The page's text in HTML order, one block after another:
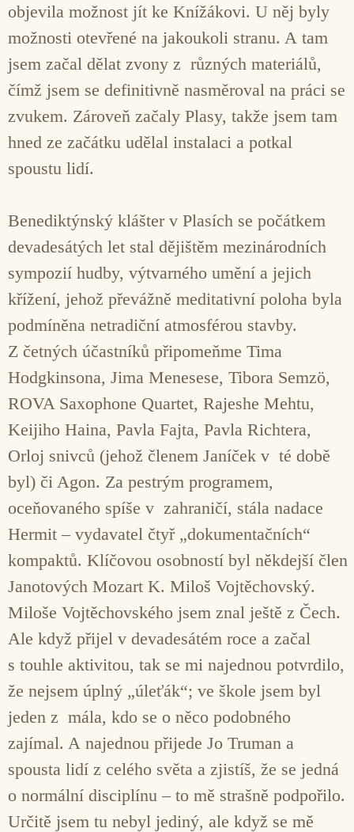
objevila možnost jít ke Knížákovi. U něj byly
možnosti otevřené na jakoukoli stranu. A tam
jsem začal dělat zvony z různých materiálů,
čímž jsem se definitivně nasměroval na práci se
zvukem. Zároveň začaly Plasy, takže jsem tam
hned ze začátku udělal instalaci a potkal
spoustu lidí.
Benediktýnský klášter v Plasích se počátkem
devadesátých let stal dějištěm mezinárodních
sympozií hudby, výtvarného umění a jejich
křížení, jehož převážně meditativní poloha byla
podmíněna netradiční atmosférou stavby.
Z četných účastníků připomeňme Tima
Hodgkinsona, Jima Menesese, Tibora Semzö,
ROVA Saxophone Quartet, Rajeshe Mehtu,
Keijiho Haina, Pavla Fajta, Pavla Richtera,
Orloj snivců (jehož členem Janíček v té době
byl) či Agon. Za pestrým programem,
oceňovaného spíše v zahraničí, stála nadace
Hermit – vydavatel čtyř „dokumentačních“
kompaktů. Klíčovou osobností byl někdejší člen
Janotových Mozart K. Miloš Vojtěchovský.
Miloše Vojtěchovského jsem znal ještě z Čech.
Ale když přijel v devadesátém roce a začal
s touhle aktivitou, tak se mi najednou potvrdilo,
že nejsem úplný „úleťák“; ve škole jsem byl
jeden z mála, kdo se o něco podobného
zajímal. A najednou přijede Jo Truman a
spousta lidí z celého světa a zjistíš, že se jedná
o normální disciplínu – to mě strašně podpořilo.
Určitě jsem tu nebyl jediný, ale když se mě